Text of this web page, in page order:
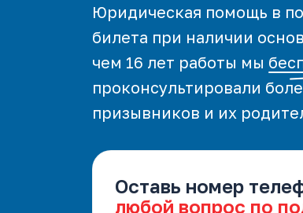
Юридическая помощь в
билета при наличии
чем 16 лет работы мы
проконсультировали
призывников и их
Оставь номер
любой вопрос по